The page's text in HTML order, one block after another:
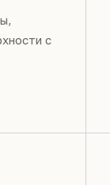
с